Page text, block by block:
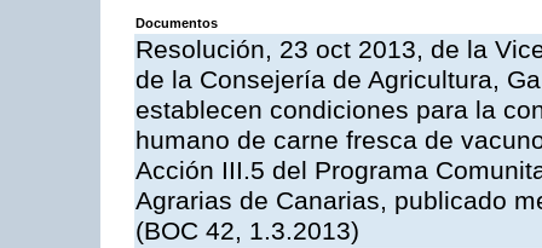
Documentos
Resolución, 23 oct 2013, de la
de la Consejería de Agricultura,
establecen condiciones para la
humano de carne fresca de
Acción III.5 del Programa
Agrarias de Canarias, publicado
(BOC 42, 1.3.2013)